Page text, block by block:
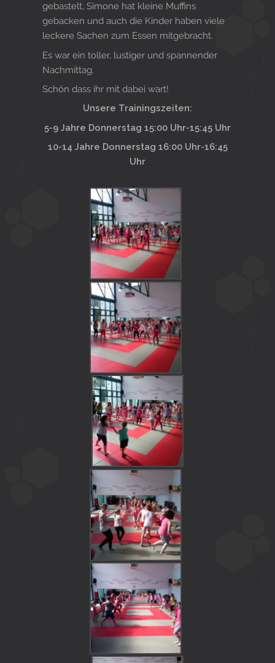
gebastelt, Simone hat kleine Muffins
gebacken und auch die Kinder haben viele
leckere Sachen zum Essen mitgebracht.
Es war ein toller, lustiger und spannender
Nachmittag.
Schön dass ihr mit dabei wart!
Unsere Trainingszeiten:
5-9 Jahre Donnerstag 15:00 Uhr-15:45 Uhr
10-14 Jahre Donnerstag 16:00 Uhr-16:45
Uhr